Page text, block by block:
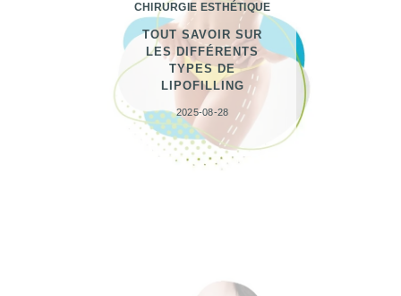
CHIRURGIE ESTHÉTIQUE
TOUT SAVOIR SUR
LES DIFFÉRENTS
TYPES DE
LIPOFILLING
2025-08-28